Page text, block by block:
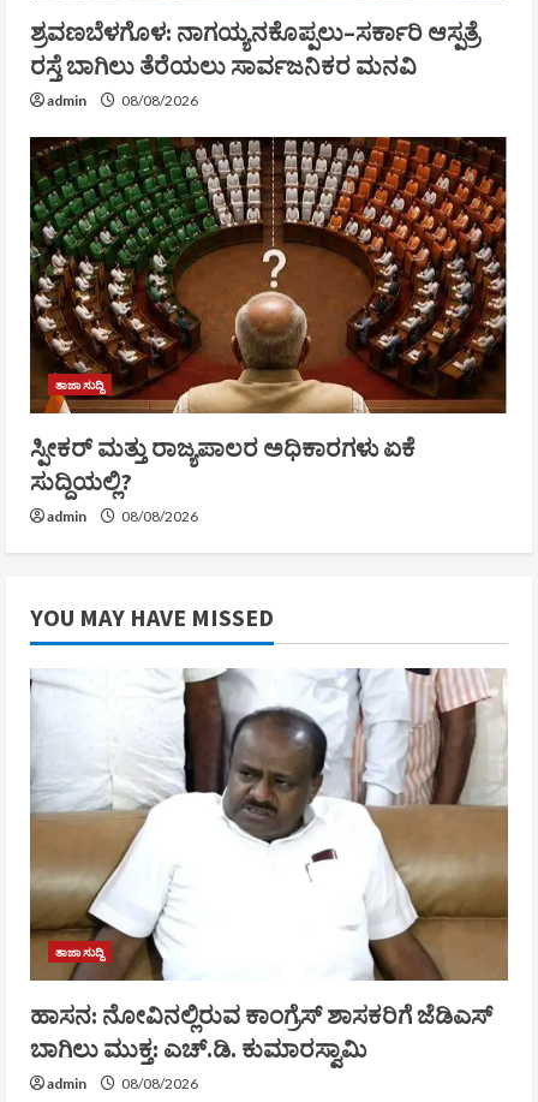
ಶ್ರವಣಬೆಳಗೊಳ: ನಾಗಯ್ಯನಕೊಪ್ಪಲು–ಸರ್ಕಾರಿ ಆಸ್ಪತ್ರೆ
ರಸ್ತೆ ಬಾಗಿಲು ತೆರೆಯಲು ಸಾರ್ವಜನಿಕರ ಮನವಿ
admin 08/08/2026
ತಾಜಾ ಸುದ್ದಿ
ಸ್ಪೀಕರ್ ಮತ್ತು ರಾಜ್ಯಪಾಲರ ಅಧಿಕಾರಗಳು ಏಕೆ
ಸುದ್ದಿಯಲ್ಲಿ?
admin 08/08/2026
YOU MAY HAVE MISSED
ತಾಜಾ ಸುದ್ದಿ
ಹಾಸನ: ನೋವಿನಲ್ಲಿರುವ ಕಾಂಗ್ರೆಸ್‌ ಶಾಸಕರಿಗೆ ಜೆಡಿಎಸ್‌
ಬಾಗಿಲು ಮುಕ್ತ: ಎಚ್.ಡಿ. ಕುಮಾರಸ್ವಾಮಿ
admin 08/08/2026